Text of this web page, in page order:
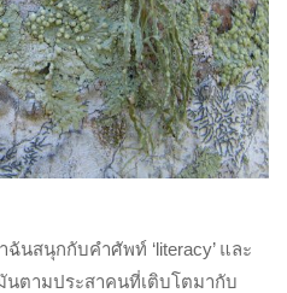
นสนุกกับคำศัพท์ ‘literacy’ และ
นตามประสาคนที่เติบโตมากับ